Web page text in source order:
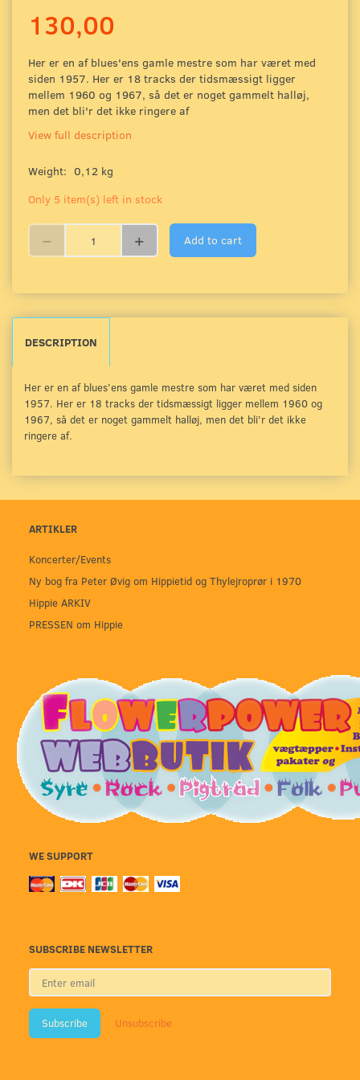
130,00
Her er en af blues'ens gamle mestre som har været med
siden 1957. Her er 18 tracks der tidsmæssigt ligger
mellem 1960 og 1967, så det er noget gammelt halløj,
men det bli'r det ikke ringere af
View full description
Weight: 0,12 kg
Only 5 item(s) left in stock
Add to cart
DESCRIPTION
Her er en af blues'ens gamle mestre som har været med siden
1957. Her er 18 tracks der tidsmæssigt ligger mellem 1960 og
1967, så det er noget gammelt halløj, men det bli'r det ikke
ringere af.
ARTIKLER
Koncerter/Events
Ny bog fra Peter Øvig om Hippietid og Thylejroprør i 1970
Hippie ARKIV
PRESSEN om Hippie
WE SUPPORT
SUBSCRIBE NEWSLETTER
Enter
email
Subscribe Unsubscribe